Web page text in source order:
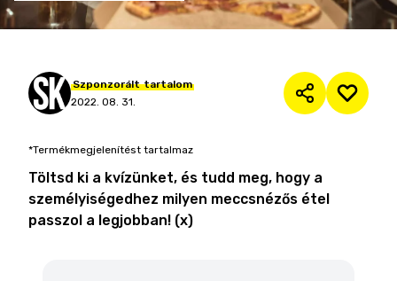
Szponzorált tartalom
2022. 08. 31.
*Termékmegjelenítést tartalmaz
Töltsd ki a kvízünket, és tudd meg, hogy a
személyiségedhez milyen meccsnézős étel
passzol a legjobban! (x)